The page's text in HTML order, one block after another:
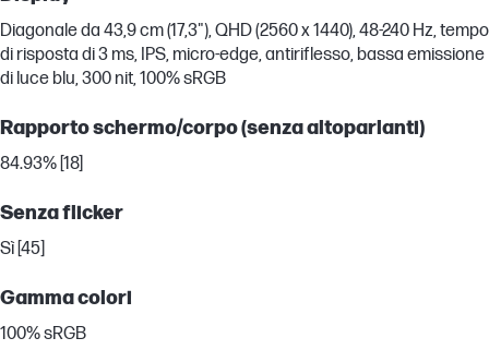
Diagonale da 43,9 cm (17,3"), QHD (2560 x 1440), 48-240 Hz, tempo
di risposta di 3 ms, IPS, micro-edge, antiriflesso, bassa emissione
di luce blu, 300 nit, 100% sRGB
Rapporto schermo/corpo (senza altoparlanti)
84.93% [18]
Senza flicker
Sì [45]
Gamma colori
100% sRGB